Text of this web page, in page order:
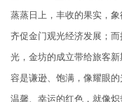
蒸蒸日上，丰收的果实，
齐促金门观光经济发展；
光，金坊的成立带给旅客
容是谦逊、饱满，像耀眼
温馨、幸运的红色，就像